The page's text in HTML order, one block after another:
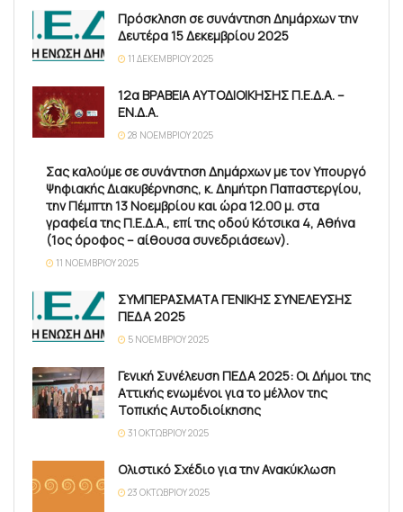
Πρόσκληση σε συνάντηση Δημάρχων την
Δευτέρα 15 Δεκεμβρίου 2025
11 ΔΕΚΕΜΒΡΊΟΥ 2025
12α ΒΡΑΒΕΙΑ ΑΥΤΟΔΙΟΙΚΗΣΗΣ Π.Ε.Δ.Α. –
ΕΝ.Δ.Α.
28 ΝΟΕΜΒΡΊΟΥ 2025
Σας καλούμε σε συνάντηση Δημάρχων με τον Υπουργό
Ψηφιακής Διακυβέρνησης, κ. Δημήτρη Παπαστεργίου,
την Πέμπτη 13 Νοεμβρίου και ώρα 12.00 μ. στα
γραφεία της Π.Ε.Δ.Α., επί της οδού Κότσικα 4, Αθήνα
(1ος όροφος – αίθουσα συνεδριάσεων).
11 ΝΟΕΜΒΡΊΟΥ 2025
ΣΥΜΠΕΡΑΣΜΑΤΑ ΓΕΝΙΚΗΣ ΣΥΝΕΛΕΥΣΗΣ
ΠΕΔΑ 2025
5 ΝΟΕΜΒΡΊΟΥ 2025
Γενική Συνέλευση ΠΕΔΑ 2025: Οι Δήμοι της
Αττικής ενωμένοι για το μέλλον της
Τοπικής Αυτοδιοίκησης
31 ΟΚΤΩΒΡΊΟΥ 2025
Ολιστικό Σχέδιο για την Ανακύκλωση
23 ΟΚΤΩΒΡΊΟΥ 2025